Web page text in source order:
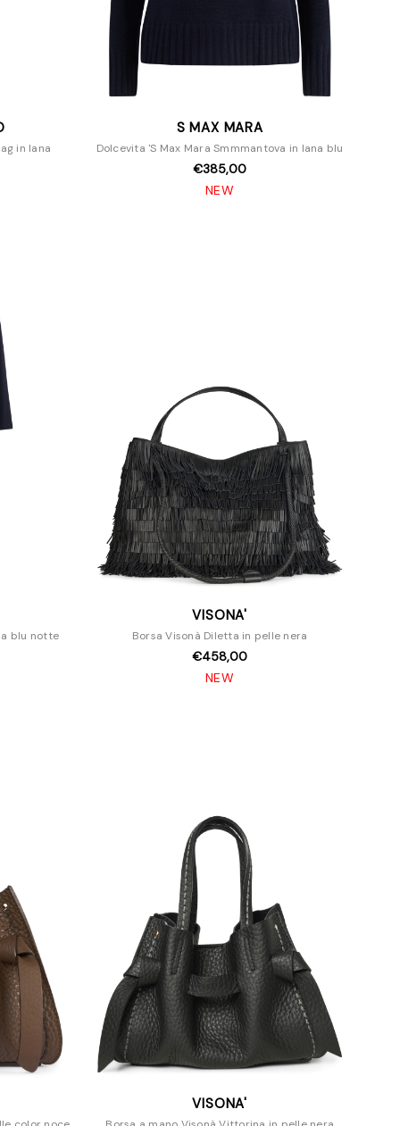
in lana
S MAX MARA
Dolcevita 'S Max Mara Smmmantova in lana blu
€385,00
NEW
blu notte
VISONA'
Borsa Visonà Diletta in pelle nera
€458,00
NEW
VISONA'